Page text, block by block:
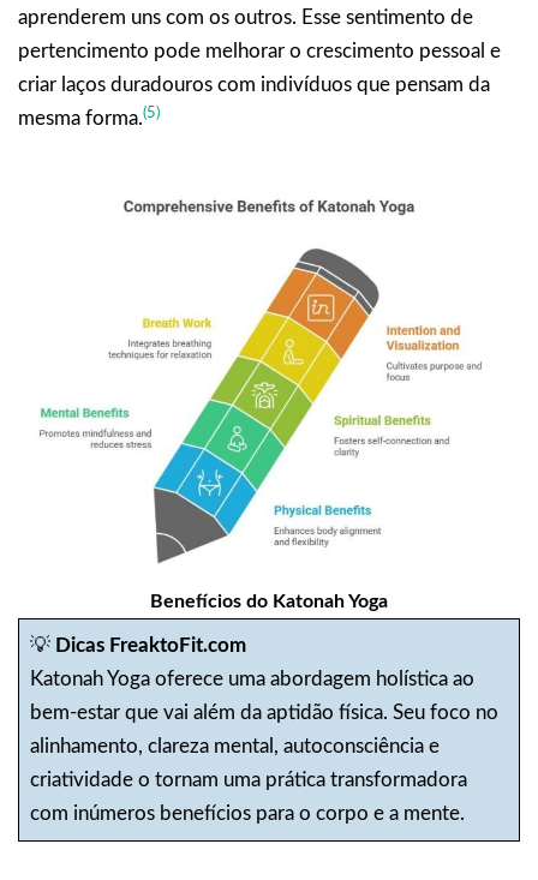
aprenderem uns com os outros. Esse sentimento de
pertencimento pode melhorar o crescimento pessoal e
criar laços duradouros com indivíduos que pensam da
mesma forma.(5)
Benefícios do Katonah Yoga
💡 Dicas FreaktoFit.com
Katonah Yoga oferece uma abordagem holística ao
bem-estar que vai além da aptidão física. Seu foco no
alinhamento, clareza mental, autoconsciência e
criatividade o tornam uma prática transformadora
com inúmeros benefícios para o corpo e a mente.